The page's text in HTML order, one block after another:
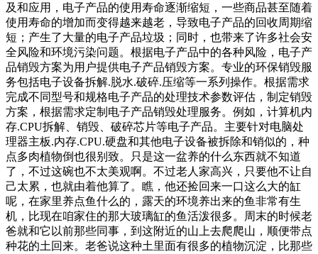
及和应用，电子产品的使用寿命逐渐缩短，一些商品甚至随着
使用寿命的增加而变得越来越老，导致电子产品的回收周期缩
短；产生了大量的电子产品垃圾；同时，也带来了许多社会安
全风险和环境污染问题。根据电子产品中的各种风险，电子产
品销毁方案为用户提供电子产品销毁方案。专业的环保销毁服
务包括电子设备拆解.脱水.破碎.压缩等一系列操作。根据需求
完成不同型号和规格电子产品的处理技术参数评估，制定销毁
方案，根据需求定制电子产品销毁处理服务。例如，计算机内
存.CPU拆解、销毁、破碎芯片等电子产品。主要针对电脑处
理器主板.内存.CPU.硬盘和其他电子设备被拆除和销似的，种
点多肉植物倒也很别致。只是这一盆养的什么东西就不知道
了，不过这碗也不太美观啊。不过老人家高兴，只要他不让自
己太累，也就由着他算了。瞧，他还捡回来一口这么大的缸
呢，在家里养点鱼什么的，露天的环境养出来的鱼非常有生
机，比现在咱家住的那大玻璃缸的鱼活泼很多。周末的时候老
爸就和它以前那些同事，到这附近的山上去爬爬山，顺便带点
种花的土回来。老爸说这种土里面有很多的植物沉淀，比那些